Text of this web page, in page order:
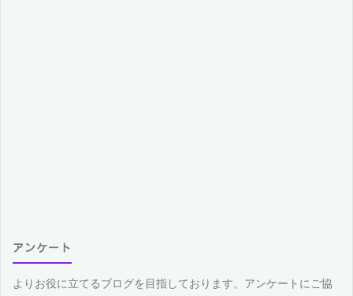
アンケート
よりお役に立てるブログを目指しております。アンケートにご協